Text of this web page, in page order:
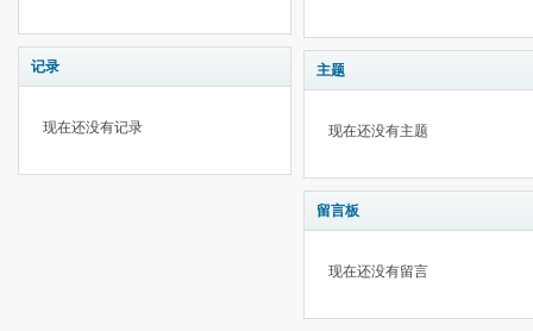
记录
现在还没有记录
主题
现在还没有主题
留言板
现在还没有留言